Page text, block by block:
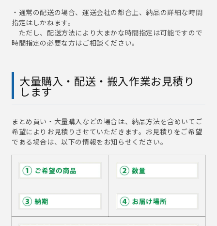
・通常の配送の場合、運送会社の都合上、納品の詳細な時間
指定はしかねます。
ただし、配送方法により大まかな時間指定は可能ですので
時間指定の必要な方はご相談ください。
大量購入・配送・搬入作業お見積り
します
まとめ買い・大量購入などの場合は、納品方法を含めいてご
希望によりお見積りさせていただきます。お見積りをご希望
である場合は、以下の情報をお知らせください。